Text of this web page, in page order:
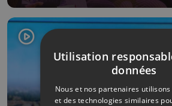
Utilisation
données
Nous et nos partenaires utilisons
et des technologies similaires